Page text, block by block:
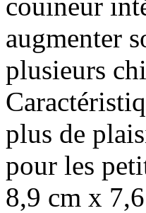
augmenter
plusieurs
plus de
pour les
8,9 cm x